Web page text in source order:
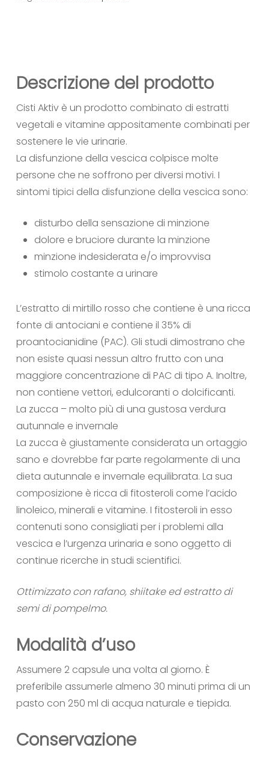
Descrizione del prodotto
Cisti Aktiv è un prodotto combinato di estratti
vegetali e vitamine appositamente combinati per
sostenere le vie urinarie.
La disfunzione della vescica colpisce molte
persone che ne soffrono per diversi motivi. I
sintomi tipici della disfunzione della vescica sono:
disturbo della sensazione di minzione
dolore e bruciore durante la minzione
minzione indesiderata e/o improvvisa
stimolo costante a urinare
L’estratto di mirtillo rosso che contiene è una ricca
fonte di antociani e contiene il 35% di
proantocianidine (PAC). Gli studi dimostrano che
non esiste quasi nessun altro frutto con una
maggiore concentrazione di PAC di tipo A. Inoltre,
non contiene vettori, edulcoranti o dolcificanti.
La zucca – molto più di una gustosa verdura
autunnale e invernale
La zucca è giustamente considerata un ortaggio
sano e dovrebbe far parte regolarmente di una
dieta autunnale e invernale equilibrata. La sua
composizione è ricca di fitosteroli come l’acido
linoleico, minerali e vitamine. I fitosteroli in esso
contenuti sono consigliati per i problemi alla
vescica e l’urgenza urinaria e sono oggetto di
continue ricerche in studi scientifici.
Ottimizzato con rafano, shiitake ed estratto di
semi di pompelmo.
Modalità d’uso
Assumere 2 capsule una volta al giorno. È
preferibile assumerle almeno 30 minuti prima di un
pasto con 250 ml di acqua naturale e tiepida.
Conservazione